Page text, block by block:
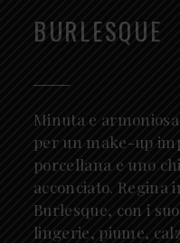
BURLESQUE
Minuta e
per un make-up
porcellana e uno
acconciato. Regina
Burlesque, con i
lingerie, piume,